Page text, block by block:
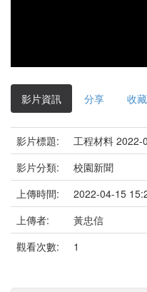
影片資訊 分享 收藏
影片標題:
工程材料 2022-
影片分類:
校園新聞
上傳時間:
2022-04-15
上傳者:
黃忠信
觀看次數:
1